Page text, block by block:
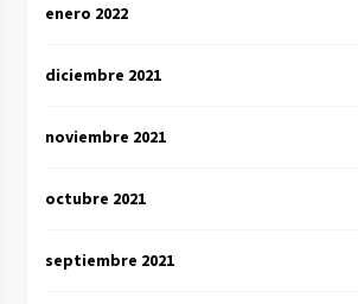
enero 2022
diciembre 2021
noviembre 2021
octubre 2021
septiembre 2021